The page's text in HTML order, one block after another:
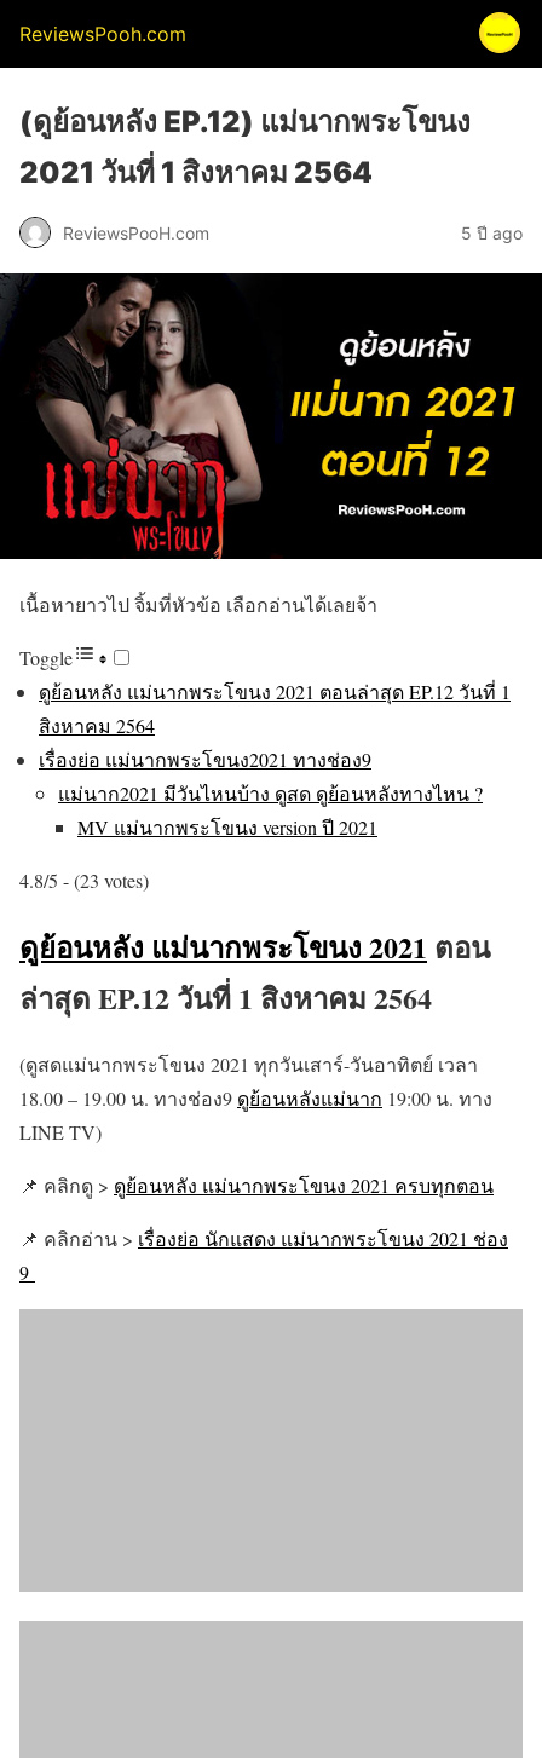
ReviewsPooh.com
(ดูย้อนหลัง EP.12) แม่นากพระโขนง
2021 วันที่ 1 สิงหาคม 2564
ReviewsPooH.com 5 ปี ago
เนื้อหายาวไป จิ้มที่หัวข้อ เลือกอ่านได้เลยจ้า
Toggle
ดูย้อนหลัง แม่นากพระโขนง 2021 ตอนล่าสุด EP.12 วันที่ 1
สิงหาคม 2564
เรื่องย่อ แม่นากพระโขนง2021 ทางช่อง9
แม่นาก2021 มีวันไหนบ้าง ดูสด ดูย้อนหลังทางไหน ?
MV แม่นากพระโขนง version ปี 2021
4.8/5 - (23 votes)
ดูย้อนหลัง แม่นากพระโขนง 2021 ตอน
ล่าสุด EP.12 วันที่ 1 สิงหาคม 2564
(ดูสดแม่นากพระโขนง 2021 ทุกวันเสาร์-วันอาทิตย์ เวลา
18.00 – 19.00 น. ทางช่อง9 ดูย้อนหลังแม่นาก 19:00 น. ทาง
LINE TV)
📌 คลิกดู > ดูย้อนหลัง แม่นากพระโขนง 2021 ครบทุกตอน
📌 คลิกอ่าน > เรื่องย่อ นักแสดง แม่นากพระโขนง 2021 ช่อง
9